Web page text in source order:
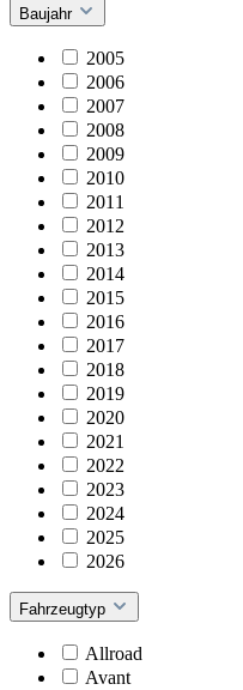
Baujahr
2005
2006
2007
2008
2009
2010
2011
2012
2013
2014
2015
2016
2017
2018
2019
2020
2021
2022
2023
2024
2025
2026
Fahrzeugtyp
Allroad
Avant